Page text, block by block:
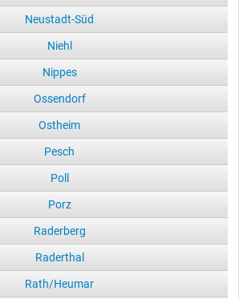
Neustadt-Süd
Niehl
Nippes
Ossendorf
Ostheim
Pesch
Poll
Porz
Raderberg
Raderthal
Rath/Heumar